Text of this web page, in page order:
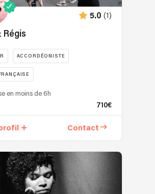
5.0 (1)
Régis
ACCORDÉONISTE
en moins de 6h
710€
Contact